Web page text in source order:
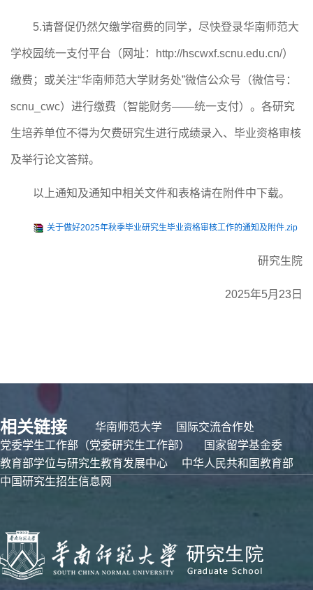
5.请督促仍然欠缴学宿费的同学， 尽快登录华南师范大
学校园统一支付平台（网址： http://hscwxf.scnu.edu.cn/）
缴费； 或关注“华南师范大学财务处”微信公众号（微信号：
scnu_cwc）进行缴费（智能财务——统一支付）。 各研究
生培养单位不得为欠费研究生进行成绩录入、 毕业资格审核
及举行论文答辩。
以上通知及通知中相关文件和表格请在附件中下载。
关于做好2025年秋季毕业研究生毕业资格审核工作的通知及附件.zip
研究生院
2025年5月23日
相关链接 华南师范大学
国际交流合作处
党委学生工作部（党委研究生工作部）
国家留学基金委
教育部学位与研究生教育发展中心
中华人民共和国教育部
中国研究生招生信息网